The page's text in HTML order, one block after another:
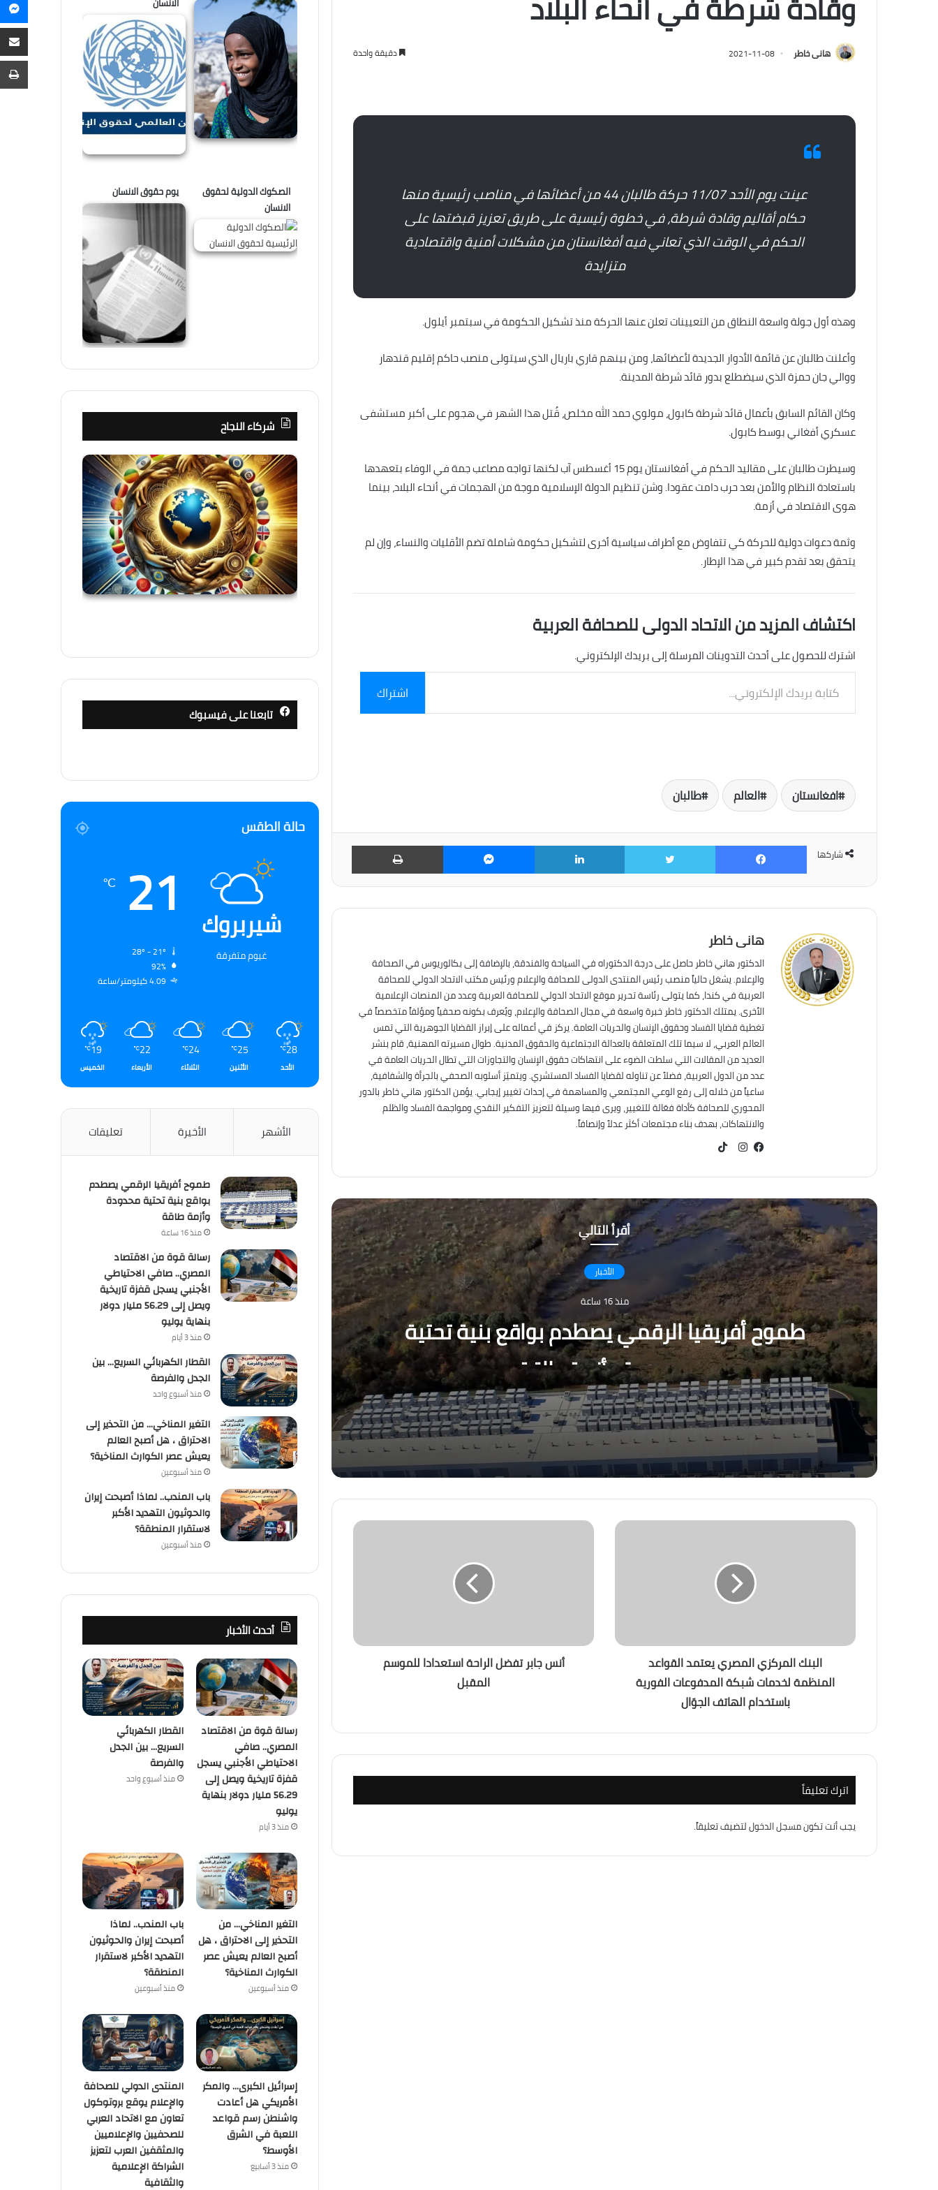
هانى خاطر 2021-11-08 دقيقة واحدة
عينت يوم الأحد 11/07 حركة طالبان 44 من أعضائها في مناصب رئيسية منها
حكام أقاليم وقادة شرطة، في خطوة رئيسية على طريق تعزيز قبضتها على
الحكم في الوقت الذي تعاني فيه أفغانستان من مشكلات أمنية واقتصادية
متزايدة
وهذه أول جولة واسعة النطاق من التعيينات تعلن عنها الحركة منذ تشكيل الحكومة في سبتمبر أيلول.
وأعلنت طالبان عن قائمة الأدوار الجديدة لأعضائها، ومن بينهم قاري باريال الذي سيتولى منصب حاكم إقليم قندهار
ووالي جان حمزة الذي سيضطلع بدور قائد شرطة المدينة.
وكان القائم السابق بأعمال قائد شرطة كابول، مولوي حمد الله مخلص، قُتل هذا الشهر في هجوم على أكبر مستشفى
عسكري أفغاني بوسط كابول.
وسيطرت طالبان على مقاليد الحكم في أفغانستان يوم 15 أغسطس آب لكنها تواجه مصاعب جمة في الوفاء بتعهدها
باستعادة النظام والأمن بعد حرب دامت عقودا. وشن تنظيم الدولة الإسلامية موجة من الهجمات في أنحاء البلاد، بينما
هوى الاقتصاد في أزمة.
وثمة دعوات دولية للحركة كي تتفاوض مع أطراف سياسية أخرى لتشكيل حكومة شاملة تضم الأقليات والنساء، وإن لم
يتحقق بعد تقدم كبير في هذا الإطار.
اكتشاف المزيد من الاتحاد الدولى للصحافة العربية
اشترك للحصول على أحدث التدوينات المرسلة إلى بريدك الإلكتروني.
الإلكتروني...
اشتراك
افغانستان العالم طالبان
شاركها
هانى خاطر
الدكتور هاني خاطر حاصل على درجة الدكتوراه في السياحة والفندقة، بالإضافة إلى بكالوريوس في الصحافة
والإعلام. يشغل حالياً منصب رئيس المنتدى الدولى للصحافة والإعلام ورئيس مكتب الاتحاد الدولي للصحافة
العربية في كندا، كما يتولى رئاسة تحرير موقع الاتحاد الدولي للصحافة العربية وعدد من المنصات الإعلامية
الأخرى. يمتلك الدكتور خاطر خبرة واسعة في مجال الصحافة والإعلام، ويُعرف بكونه صحفياً ومؤلفاً متخصصاً في
تغطية قضايا الفساد وحقوق الإنسان والحريات العامة. يركز في أعماله على إبراز القضايا الجوهرية التي تمس
العالم العربي، لا سيما تلك المتعلقة بالعدالة الاجتماعية والحقوق المدنية. طوال مسيرته المهنية، قام بنشر
العديد من المقالات التي سلطت الضوء على انتهاكات حقوق الإنسان والتجاوزات التي تطال الحريات العامة في
عدد من الدول العربية، فضلاً عن تناوله لقضايا الفساد المستشري. ويتميّز أسلوبه الصحفي بالجرأة والشفافية،
ساعياً من خلاله إلى رفع الوعي المجتمعي والمساهمة في إحداث تغيير إيجابي. يؤمن الدكتور هاني خاطر بالدور
المحوري للصحافة كأداة فعّالة للتغيير، ويرى فيها وسيلة لتعزيز التفكير النقدي ومواجهة الفساد والظلم
والانتهاكات، بهدف بناء مجتمعات أكثر عدلاً وإنصافاً.
أقرأ التالي
الأخبار
منذ 16 ساعة
طموح أفريقيا الرقمي يصطدم بواقع بنية تحتية
محدودة وأزمة طاقة
منذ 16 ساعة
طموح أفريقيا الرقمي يصطدم بواقع بنية تحتية محدودة وأزمة طاقة
القطار الكهربائي السريع… بين الجدل والفرصة
منذ أسبوعين
التغير المناخي… من التحذير إلى الاحتراق ، هل أصبح العالم يعيش عصر الكوارث المناخية؟
باب المندب.. لماذا أصبحت إيران والحوثيون التهديد الأكبر لاستقرار المنطقة؟
البنك المركزي المصري يعتمد القواعد
المنظمة لخدمات شبكة المدفوعات الفورية
باستخدام الهاتف الجوّال
أنس جابر تفضل الراحة استعدادا للموسم
المقبل
اترك تعليقاً
يجب أنت تكونمسجل الدخوللتضيف تعليقاً.
الصكوك الدولية لحقوق
الانسان
يوم حقوق الانسان
شركاء النجاح
تابعنا على فيسبوك
حالة الطقس
شيربروك
غيوم متفرقة
21
℃
92%
4.09 كيلومتر/ساعة
28
℃
الأحد
25
℃
الأثنين
24
℃
الثلاثاء
22
℃
الأربعاء
19
℃
الخميس
الأشهر الأخيرة تعليقات
طموح أفريقيا الرقمي يصطدم
بواقع بنية تحتية محدودة
وأزمة طاقة
منذ 16 ساعة
رسالة قوة من الاقتصاد
المصري.. صافي الاحتياطي
الأجنبي يسجل قفزة تاريخية
ويصل إلى 56.29 مليار دولار
بنهاية يوليو
منذ 3 أيام
القطار الكهربائي السريع… بين
الجدل والفرصة
منذ أسبوع واحد
التغير المناخي… من التحذير إلى
الاحتراق ، هل أصبح العالم
يعيش عصر الكوارث المناخية؟
منذ أسبوعين
باب المندب.. لماذا أصبحت إيران
والحوثيون التهديد الأكبر
لاستقرار المنطقة؟
منذ أسبوعين
أحدث الأخبار
رسالة قوة من الاقتصاد
المصري.. صافي
الاحتياطي الأجنبي يسجل
قفزة تاريخية ويصل إلى
56.29 مليار دولار بنهاية
يوليو
منذ 3 أيام
القطار الكهربائي
السريع… بين الجدل
والفرصة
منذ أسبوع واحد
التغير المناخي… من
التحذير إلى الاحتراق ، هل
أصبح العالم يعيش عصر
الكوارث المناخية؟
منذ أسبوعين
باب المندب.. لماذا
أصبحت إيران والحوثيون
التهديد الأكبر لاستقرار
المنطقة؟
منذ أسبوعين
إسرائيل الكبرى… والمكر
الأمريكي هل أعادت
واشنطن رسم قواعد
اللعبة في الشرق
الأوسط؟
منذ 3 أسابيع
المنتدى الدولي للصحافة
والإعلام يوقع بروتوكول
تعاون مع الاتحاد العربي
للصحفيين والإعلاميين
والمثقفين العرب لتعزيز
الشراكة الإعلامية
والثقافية